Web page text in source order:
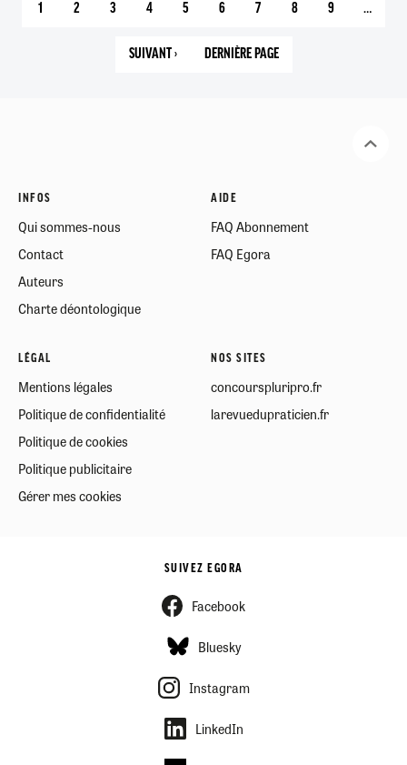
PAGE
1 PAGE
2 PAGE
3 PAGE
4 PAGE
5 PAGE
6 PAGE
7 PAGE
8 PAGE
9 …
PAGE
SUIVANT › DERNIÈRE PAGE
92
INFOS
Qui sommes-nous
Contact
Auteurs
Charte déontologique
AIDE
FAQ Abonnement
FAQ Egora
LÉGAL
Mentions légales
Politique de confidentialité
Politique de cookies
Politique publicitaire
Gérer mes cookies
NOS SITES
concourspluripro.fr
larevuedupraticien.fr
SUIVEZ EGORA
Facebook
Bluesky
Instagram
LinkedIn